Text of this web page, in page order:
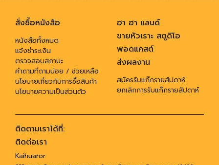
สั่งซื้อหนังสือ
หนังสือทั้งหมด
แจ้งชำระเงิน
ตรวจสอบสถานะ
คำถามที่ถามบ่อย / ช่วยเหลือ
นโยบายเกี่ยวกับการซื้อสินค้า
นโยบายความเป็นส่วนตัว
ฮา ฮา แลนด์
ขายหัวเราะ สตูดิโอ
พอดแคสต์
ส่งผลงาน
สมัครรับแก๊กรายสัปดาห์
ยกเลิกการรับแก๊กรายสัปดาห์
ติดตามเราได้ที่:
ติดต่อเรา
Kaihuaror